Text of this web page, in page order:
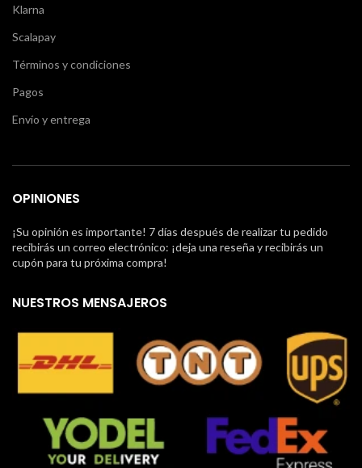
Klarna
Scalapay
Términos y condiciones
Pagos
Envío y entrega
OPINIONES
¡Su opinión es importante! 7 días después de realizar tu pedido
recibirás un correo electrónico: ¡deja una reseña y recibirás un
cupón para tu próxima compra!
NUESTROS MENSAJEROS